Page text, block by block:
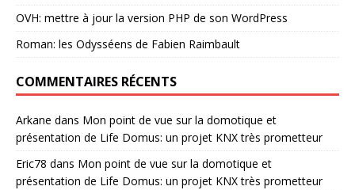
OVH: mettre à jour la version PHP de son WordPress
Roman: les Odysséens de Fabien Raimbault
COMMENTAIRES RÉCENTS
Arkane dans Mon point de vue sur la domotique et
présentation de Life Domus: un projet KNX très prometteur
Eric78 dans Mon point de vue sur la domotique et
présentation de Life Domus: un projet KNX très prometteur